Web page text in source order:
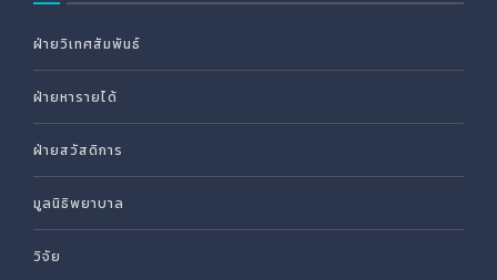
ฝ่ายวิเทศสัมพันธ์
ฝ่ายหารายได้
ฝ่ายสวัสดิการ
มูลนิธิพยาบาล
วิจัย